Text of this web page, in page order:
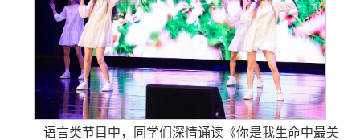
语言类节目中，同学们深情诵读《你是我生命中最美